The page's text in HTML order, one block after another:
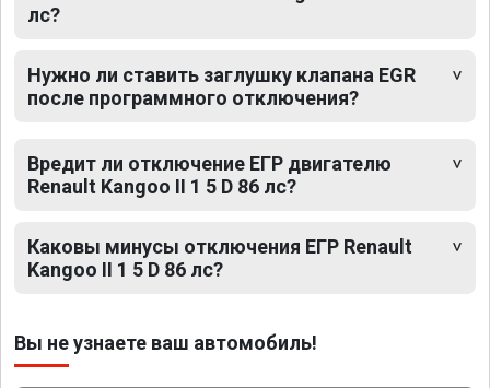
лс?
Нужно ли ставить заглушку клапана EGR
после программного отключения?
Вредит ли отключение ЕГР двигателю
Renault Kangoo II 1 5 D 86 лс?
Каковы минусы отключения ЕГР Renault
Kangoo II 1 5 D 86 лс?
Вы не узнаете ваш автомобиль!